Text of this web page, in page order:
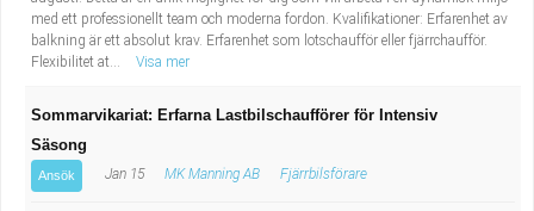
med ett professionellt team och moderna fordon. Kvalifikationer: Erfarenhet av
balkning är ett absolut krav. Erfarenhet som lotschaufför eller fjärrchaufför.
Flexibilitet at...
Visa mer
Sommarvikariat: Erfarna Lastbilschaufförer för Intensiv
Säsong
Ansök Jan 15 MK Manning AB Fjärrbilsförare